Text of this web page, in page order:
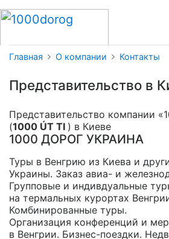
Главная О компании Контакты
Представительство в
Представительство компании
(1000 ÚT TI ) в Киеве
1000 ДОРОГ УКРАИНА
Туры в Венгрию из Киева и
Украины. Заказ авиа- и
Групповые и индивдуальные
на термальных курортах
Комбинированные туры.
Организация конференций и
в Венгрии. Бизнес-поездки.